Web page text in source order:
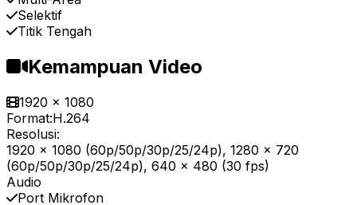
Selektif
Titik Tengah
Kemampuan Video
1920 x 1080
Format:H.264
Resolusi:
1920 x 1080 (60p/50p/30p/25/24p), 1280 x 720
(60p/50p/30p/25/24p), 640 x 480 (30 fps)
Audio
Port Mikrofon